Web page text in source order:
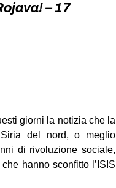
– 17
giorni la notizia che la
del nord, o meglio
di rivoluzione sociale,
hanno sconfitto l’ISIS